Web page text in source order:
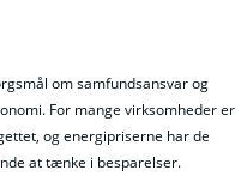
om samfundsansvar og
For mange virksomheder er
og energipriserne har de
at tænke i besparelser.